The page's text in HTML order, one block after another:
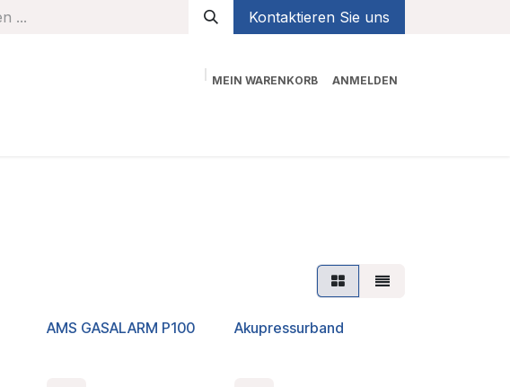
Kontaktieren Sie uns
MEIN WARENKORB ANMELDEN
AMS GASALARM P100 Akupressurband